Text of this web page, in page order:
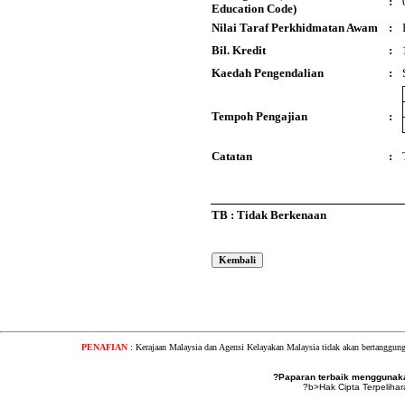
Education Code)
Nilai Taraf Perkhidmatan Awam
:
Bil. Kredit
:
Kaedah Pengendalian
:
Tempoh Pengajian :
Catatan :
TB : Tidak Berkenaan
PENAFIAN : Kerajaan Malaysia dan Agensi Kelayakan Malaysia tidak akan
?Paparan terbaik
?b>Hak Cipta